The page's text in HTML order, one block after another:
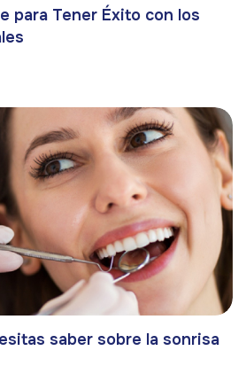
para Tener Éxito con los
saber sobre la sonrisa